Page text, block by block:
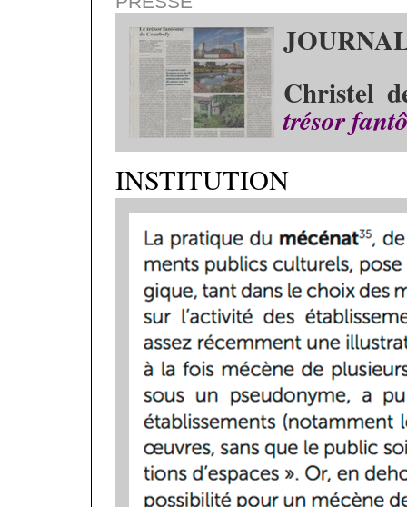
Christel
trésor
INSTITUTION